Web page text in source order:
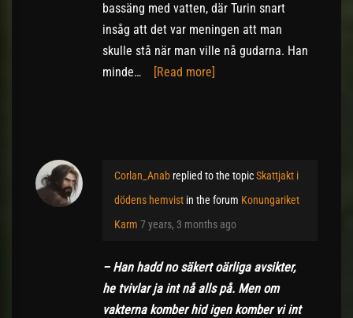
bassäng med vatten, där Turin snart
insåg att det var meningen att man
skulle stå när man ville nå gudarna. Han
minde…
[Read more]
Corlan_Anab replied to the topicSkattjakt i
dödens hemvist in the forum Konungariket
Karm 7 years, 3 months ago
– Han hadd no säkert oärliga avsikter,
he tvivlar ja int nå alls på. Men om
vakterna komber hid igen komber vi int